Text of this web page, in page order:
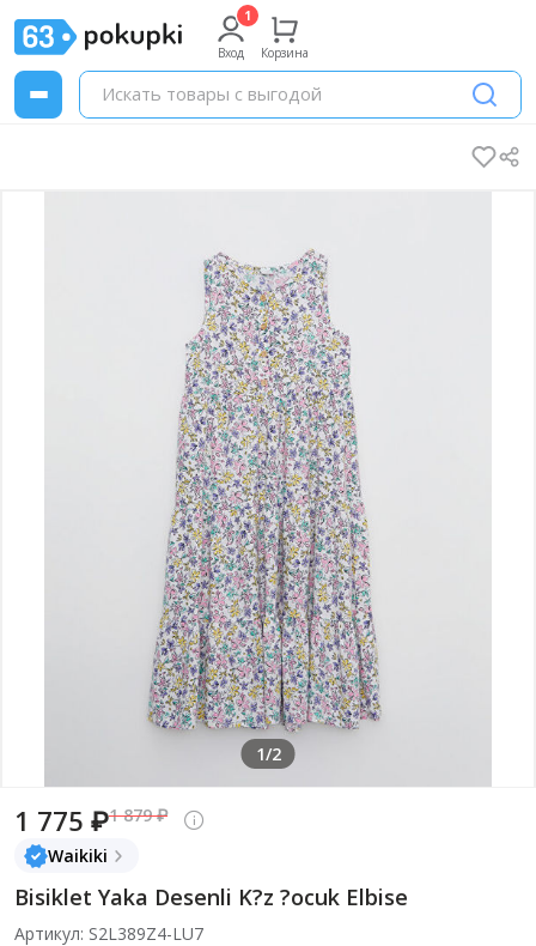
Вход Корзина
1/2
1 775 ₽1 879 ₽
Waikiki
Bisiklet Yaka Desenli K?z ?ocuk Elbise
Артикул: S2L389Z4-LU7